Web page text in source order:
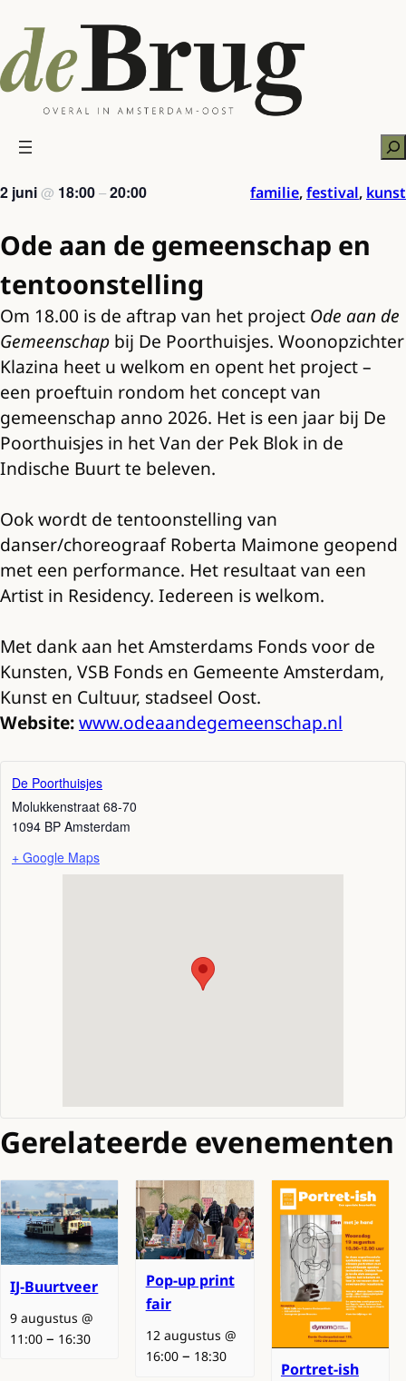
naar
de
inhoud
2 juni@ 18:00–20:00 familie,festival, kunst
Ode aan de gemeenschap en
tentoonstelling
Om 18.00 is de aftrap van het project Ode aan de
Gemeenschap bij De Poorthuisjes. Woonopzichter
Klazina heet u welkom en opent het project –
een proeftuin rondom het concept van
gemeenschap anno 2026. Het is een jaar bij De
Poorthuisjes in het Van der Pek Blok in de
Indische Buurt te beleven.
Ook wordt de tentoonstelling van
danser/choreograaf Roberta Maimone geopend
met een performance. Het resultaat van een
Artist in Residency. Iedereen is welkom.
Met dank aan het Amsterdams Fonds voor de
Kunsten, VSB Fonds en Gemeente Amsterdam,
Kunst en Cultuur, stadseel Oost.
Website:www.odeaandegemeenschap.nl
De Poorthuisjes
Molukkenstraat 68-70
1094 BP Amsterdam
+ Google Maps
Gerelateerde evenementen
IJ-Buurtveer
9 augustus @
11:00 – 16:30
Pop-up print
fair
12 augustus @
16:00– 18:30
Portret-ish